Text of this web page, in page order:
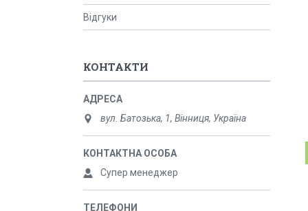
Відгуки
КОНТАКТИ
вул. Батозька, 1, Вінниця, Україна
Супер менеджер